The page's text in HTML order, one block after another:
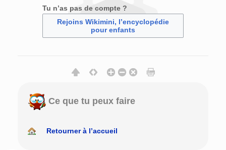
Tu n’as pas de compte ?
Rejoins Wikimini, l’encyclopédie
pour enfants
Ce que tu peux faire
Retourner à l’accueil